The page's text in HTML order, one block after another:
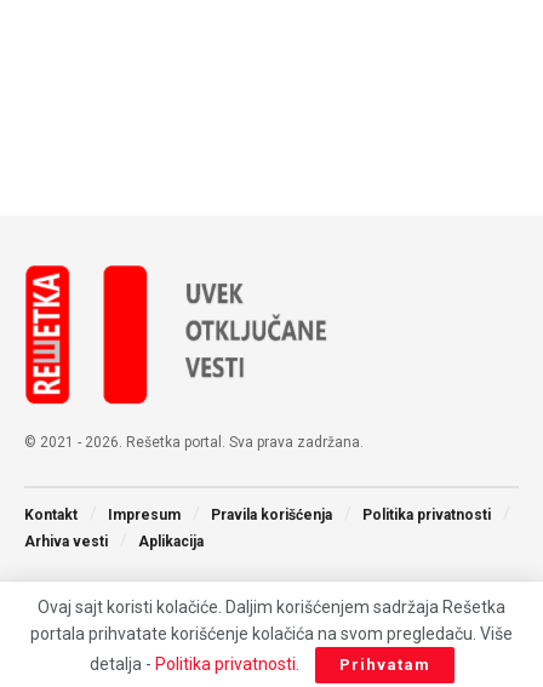
© 2021 - 2026. Rešetka portal. Sva prava zadržana.
Kontakt Impresum Pravila korišćenja
Politika privatnosti
Arhiva vesti
Aplikacija
Ovaj sajt koristi kolačiće. Daljim korišćenjem sadržaja Rešetka
portala prihvatate korišćenje kolačića na svom pregledaču. Više
detalja - Politika privatnosti Prihvatam